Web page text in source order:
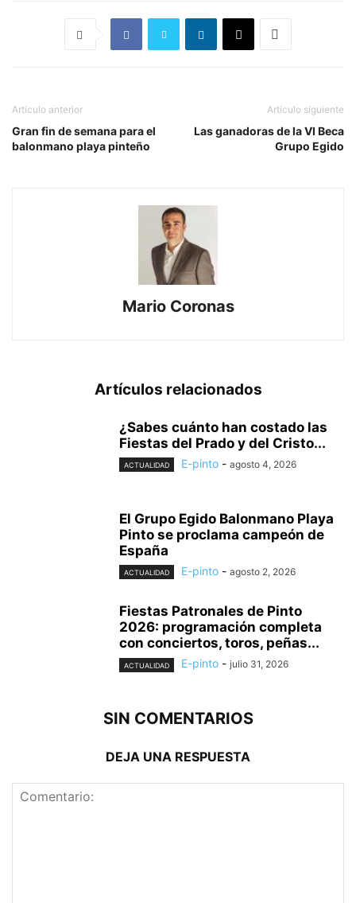
Artículo anterior
Gran fin de semana para el
balonmano playa pinteño
Artículo siguiente
Las ganadoras de la VI Beca
Grupo Egido
Mario Coronas
Artículos relacionados
¿Sabes cuánto han costado las
Fiestas del Prado y del Cristo...
ACTUALIDAD E-pinto - agosto 4, 2026
El Grupo Egido Balonmano Playa
Pinto se proclama campeón de
España
ACTUALIDAD E-pinto - agosto 2, 2026
Fiestas Patronales de Pinto
2026: programación completa
con conciertos, toros, peñas...
ACTUALIDAD E-pinto - julio 31, 2026
SIN COMENTARIOS
DEJA UNA RESPUESTA